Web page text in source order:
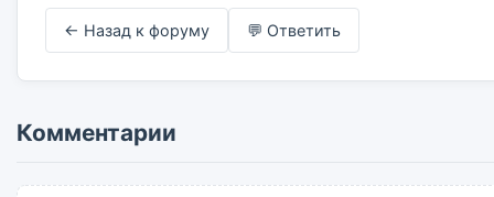
← Назад к форуму 💬 Ответить
Комментарии